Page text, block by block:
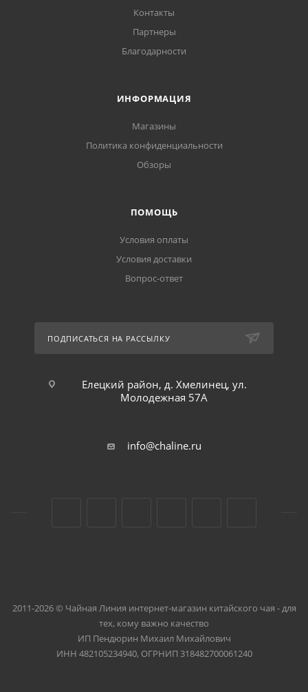
Контакты
Партнеры
Благодарности
ИНФОРМАЦИЯ
Магазины
Политика конфиденциальности
Обзоры
ПОМОЩЬ
Условия оплаты
Условия доставки
Вопрос-ответ
ПОДПИСАТЬСЯ НА РАССЫЛКУ
Елецкий район, д. Хмелинец, ул.
Молодежная 57А
info@chaline.ru
2011-2026 © Чайная Линия интернет-магазин китайского чая - для
тех, кому важно качество
ИП Пендюрин Михаил Михайлович
ИНН 482105234940, ОГРНИП 318482700061240